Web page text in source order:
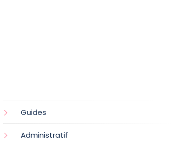
Guides
Administratif